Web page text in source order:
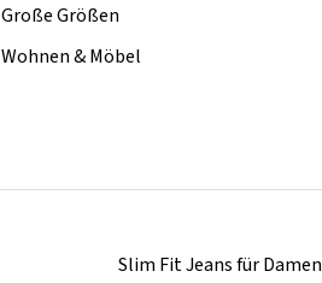
Große Größen
Wohnen & Möbel
Slim Fit Jeans für Damen